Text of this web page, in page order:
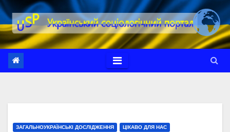
Перейти
до
вмісту
ЗАГАЛЬНОУКРАЇНСЬКІ ДОСЛІДЖЕННЯ ЦІКАВО ДЛЯ НАС